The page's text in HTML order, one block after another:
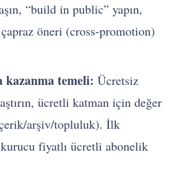
“build in public” yapın,
öneri (cross-promotion)
temeli: Ücretsiz
ücretli katman için değer
arşiv/topluluk). İlk
fiyatlı ücretli abonelik